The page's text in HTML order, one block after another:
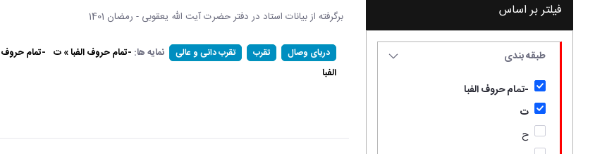
فیلتر بر اساس
طبقه بندی
-تمام حروف الفبا
ت
ح
برگرفته از بیانات استاد در دفتر حضرت آیت الله یعقوبی - رمضان 1401
دریای وصال تقرب تقرب دانی و عالی نمایه ها: -تمام حروف الفبا » ت -تمام حروف
الفبا